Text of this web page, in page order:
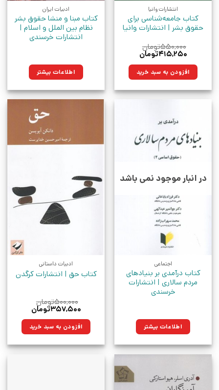
انتشارات وانیا
کتاب جامعه‌شناسی برای
حقوق بشر | انتشارات وانیا
۵۵۰,۰۰۰تومان
قیمت
۵۵۰,۰۰۰تومان
بود.
۴۱۵,۲۵۰تومان
۴۱۵,۲۵۰تومان.افزودن به سبد خرید
ادبیات ایران
کتاب مبنا و منشا حقوق بشر
نظام بین الملل و اسلام |
انتشارات خرسندی
اطلاعات بیشتر
در انبار موجود نمی باشد
اجتماعی
کتاب درآمدی بر بنیادهای
مردم سالاری | انتشارات
خرسندی
اطلاعات بیشتر
ادبیات داستانی
کتاب حق | انتشارات کرگدن
۵۰۰,۰۰۰تومان
قیمت
۵۰۰,۰۰۰تومان
بود.
۳۵۷,۵۰۰تومان
۳۵۷,۵۰۰تومان.افزودن به سبد خرید